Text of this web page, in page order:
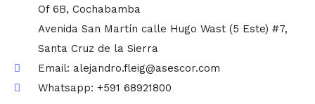
Of 6B, Cochabamba
Avenida San Martín calle Hugo Wast (5 Este) #7,
Santa Cruz de la Sierra
Email: alejandro.fleig@asescor.com
Whatsapp: +591 68921800